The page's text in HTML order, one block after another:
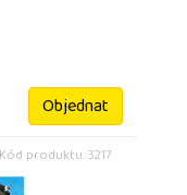
Objednat
Kód produktu: 3217